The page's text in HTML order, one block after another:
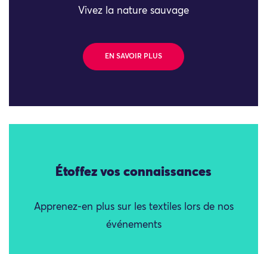
Vivez la nature sauvage
EN SAVOIR PLUS
Étoffez vos connaissances
Apprenez-en plus sur les textiles lors de nos
événements